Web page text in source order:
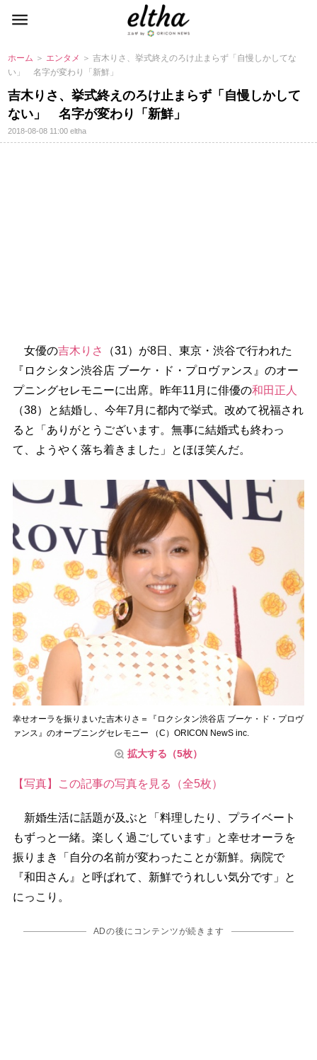
ホーム ＞ エンタメ ＞ 吉木りさ、挙式終えのろけ止まらず「自慢しかしてな
い」 名字が変わり「新鮮」
吉木りさ、挙式終えのろけ止まらず「自慢しかして
ない」 名字が変わり「新鮮」
2018-08-08 11:00eltha
女優の吉木りさ
（31）が8日、東京・渋谷で行われた
『ロクシタン渋谷店 ブーケ・ド・プロヴァンス』のオー
プニングセレモニーに出席。昨年11月に俳優の和田正人
（38）と結婚し、今年7月に都内で挙式。改めて祝福され
ると「ありがとうございます。無事に結婚式も終わっ
て、ようやく落ち着きました」とほほ笑んだ。
幸せオーラを振りまいた吉木りさ＝『ロクシタン渋谷店 ブーケ・ド・プロヴ
ァンス』のオープニングセレモニー （C）ORICON NewS inc.
拡大する（5枚）
【写真】この記事の写真を見る（全5枚）
新婚生活に話題が及ぶと「料理したり、プライベート
もずっと一緒。楽しく過ごしています」と幸せオーラを
振りまき「自分の名前が変わったことが新鮮。病院で
『和田さん』と呼ばれて、新鮮でうれしい気分です」と
にっこり。
ADの後にコンテンツが続きます